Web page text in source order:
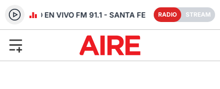
RADIO EN VIVO FM 91.1 - SANTA FE RADIO STREAM